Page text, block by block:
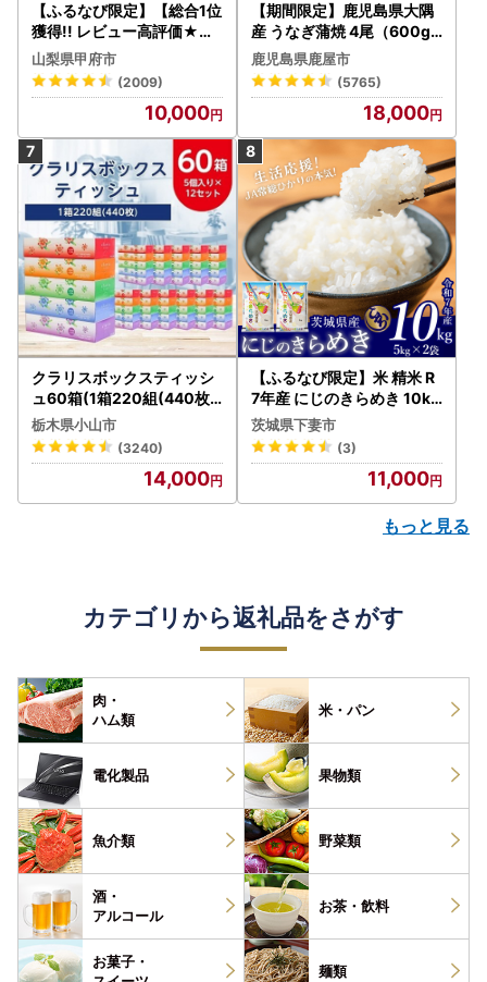
【ふるなび限定】【総合1位
獲得!! レビュー高評価★】
〈2026年度配送分〉山梨
県産 シャインマスカット 2
～3房（1.0kg以上）シャイ
ン フルーツ FN-Limited-S
P
山梨県甲府市
(2009)
10,000
【期間限定】鹿児島県大隅
産 うなぎ蒲焼 4尾（600g
） KN007-004-04-cp18
うなぎ 鰻 魚 惣菜 総菜
鹿児島県鹿屋市
(5765)
18,000
クラリスボックスティッシ
ュ60箱(1箱220組(440枚))
(5個入り×12セット)【配送
不可地域：離島・沖縄県】
【1256759】
栃木県小山市
(3240)
14,000
【ふるなび限定】米 精米 R
7年産 にじのきらめき 10kg
10月 FN-Limited-PR
茨城県下妻市
(3)
11,000
もっと見る
カテゴリから返礼品をさがす
肉・
ハム類
米・パン
電化製品 果物類
魚介類 野菜類
酒・
アルコール
お茶・ 飲料
お菓子・
麺類